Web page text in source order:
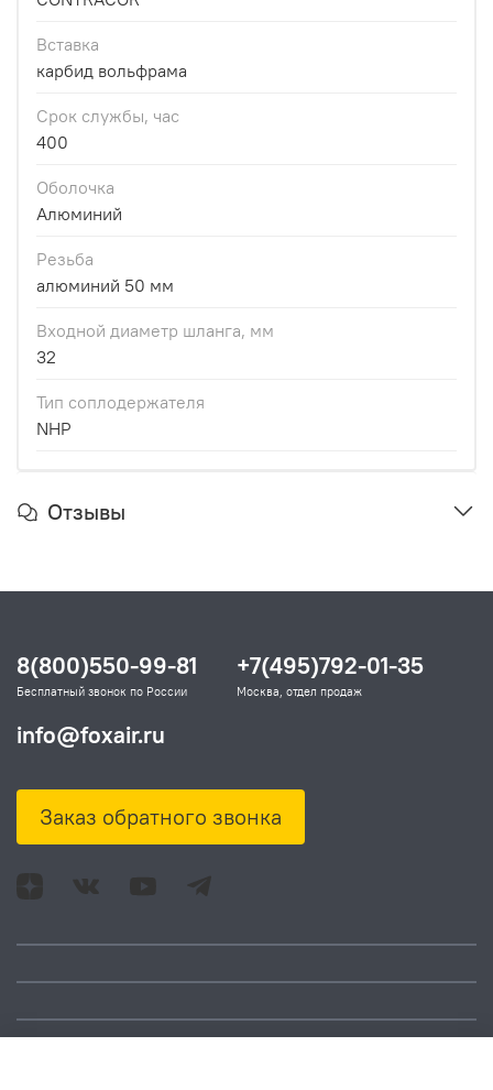
Вставка
карбид вольфрама
Срок службы, час
400
Оболочка
Алюминий
Резьба
алюминий 50 мм
Входной диаметр шланга, мм
32
Тип соплодержателя
NHP
Отзывы
Адрес: Москва, ул.
8(800)550-99-81
Бесплатный звонок по России
+7(495)792-01-35
Москва, отдел продаж
info@foxair.ru
Заказ обратного звонка